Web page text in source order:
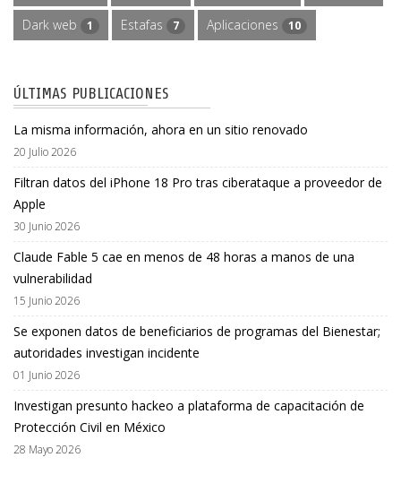
Dark web 1 Estafas 7 Aplicaciones 10
ÚLTIMAS PUBLICACIONES
La misma información, ahora en un sitio renovado
20 Julio 2026
Filtran datos del iPhone 18 Pro tras ciberataque a proveedor de
Apple
30 Junio 2026
Claude Fable 5 cae en menos de 48 horas a manos de una
vulnerabilidad
15 Junio 2026
Se exponen datos de beneficiarios de programas del Bienestar;
autoridades investigan incidente
01 Junio 2026
Investigan presunto hackeo a plataforma de capacitación de
Protección Civil en México
28 Mayo 2026